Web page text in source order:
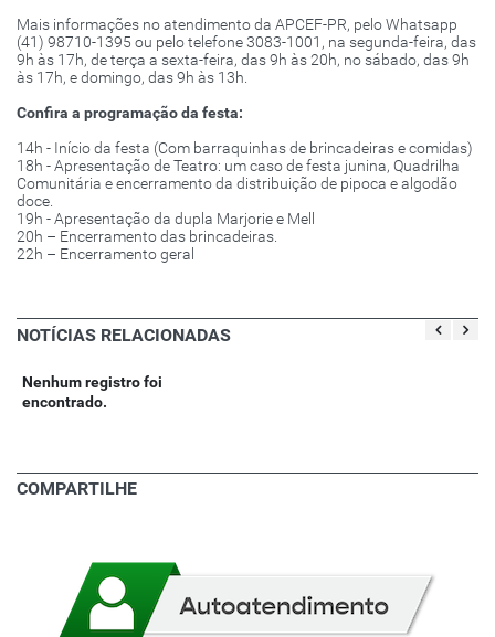
Mais informações no atendimento da APCEF-PR, pelo Whatsapp
(41) 98710-1395 ou pelo telefone 3083-1001, na segunda-feira, das
9h às 17h, de terça a sexta-feira, das 9h às 20h, no sábado, das 9h
às 17h, e domingo, das 9h às 13h.
Confira a programação da festa:
14h - Início da festa (Com barraquinhas de brincadeiras e comidas)
18h - Apresentação de Teatro: um caso de festa junina, Quadrilha
Comunitária e encerramento da distribuição de pipoca e algodão
doce.
19h - Apresentação da dupla Marjorie e Mell
20h – Encerramento das brincadeiras.
22h – Encerramento geral
NOTÍCIAS RELACIONADAS
Nenhum registro foi
encontrado.
COMPARTILHE